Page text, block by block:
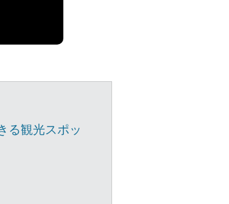
る観光スポッ